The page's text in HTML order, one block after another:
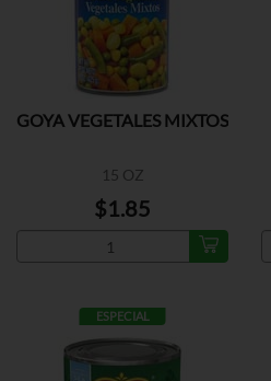
GOYA VEGETALES MIXTOS
15 OZ
$1.85
ESPECIAL